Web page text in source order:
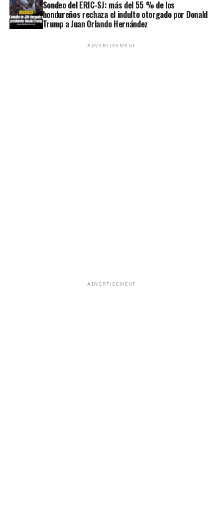
Sondeo del ERIC-SJ: más del 55 % de los
hondureños rechaza el indulto otorgado por Donald
Trump a Juan Orlando Hernández
ADVERTISEMENT
ADVERTISEMENT